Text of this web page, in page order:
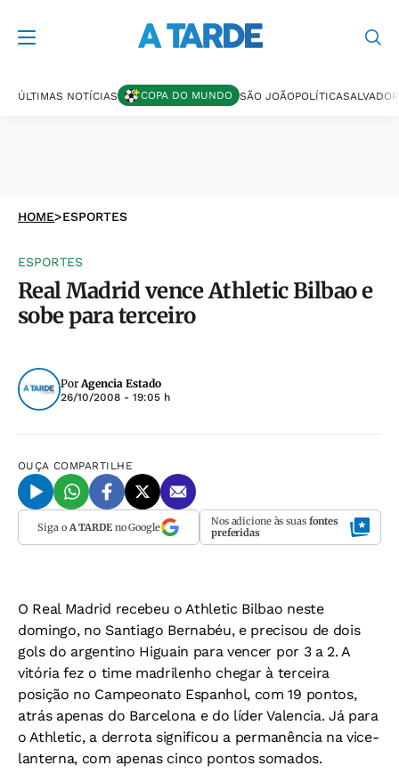
ÚLTIMAS NOTÍCIAS COPA DO MUNDO SÃO JOÃOPOLÍTICASALVADOR
HOME>ESPORTES
ESPORTES
Real Madrid vence Athletic Bilbao e
sobe para terceiro
PorAgencia Estado
26/10/2008 - 19:05 h
OUÇA COMPARTILHE
Siga o A TARDEno Google Nos adicione às suas fontes
preferidas
O Real Madrid recebeu o Athletic Bilbao neste
domingo, no Santiago Bernabéu, e precisou de dois
gols do argentino Higuain para vencer por 3 a 2. A
vitória fez o time madrilenho chegar à terceira
posição no Campeonato Espanhol, com 19 pontos,
atrás apenas do Barcelona e do líder Valencia. Já para
o Athletic, a derrota significou a permanência na vice-
lanterna, com apenas cinco pontos somados.